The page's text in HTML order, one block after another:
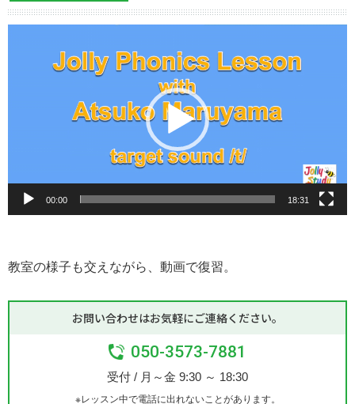
00:00 18:31
教室の様子も交えながら、動画で復習。
お問い合わせはお気軽にご連絡ください。
050-3573-7881
受付 / 月～金 9:30 ～ 18:30
※レッスン中で電話に出れないことがあります。